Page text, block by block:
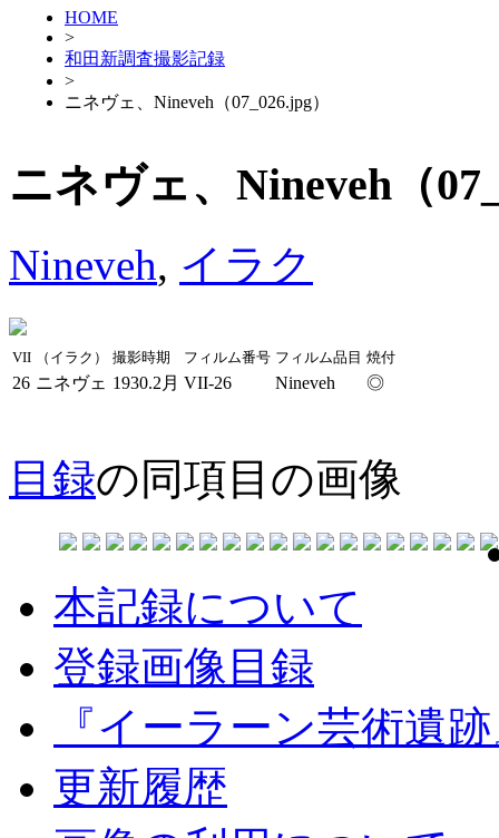
HOME
>
和田新調査撮影記録
>
ニネヴェ、Nineveh（07_026.jpg）
ニネヴェ、Nineveh（
Nineveh, イラク
VII （イラク） 撮影時期 フィルム番号 フィルム品目 焼付
26 ニネヴェ 1930.2月 VII-26 Nineveh ◎
目録の同項目の画像
本記録について
登録画像目録
『イーラーン芸術遺
更新履歴